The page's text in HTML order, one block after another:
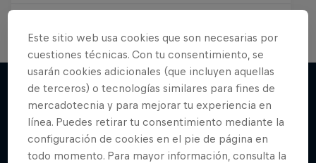
Más contenidos similares
Este sitio web usa cookies que son necesarias por
cuestiones técnicas. Con tu consentimiento, se
usarán cookies adicionales (que incluyen aquellas
de terceros) o tecnologías similares para fines de
mercadotecnia y para mejorar tu experiencia en
línea. Puedes retirar tu consentimiento mediante la
configuración de cookies en el pie de página en
todo momento. Para mayor información, consulta la